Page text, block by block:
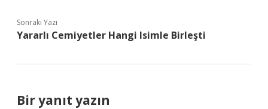
Sonraki Yazı
Yararlı Cemiyetler Hangi Isimle Birleşti
Bir yanıt yazın